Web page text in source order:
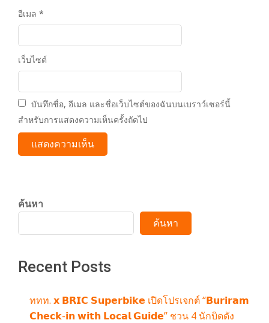
อีเมล *
เว็บไซต์
บันทึกชื่อ, อีเมล และชื่อเว็บไซต์ของฉันบนเบราว์เซอร์นี้
สำหรับการแสดงความเห็นครั้งถัดไป
ค้นหา
ค้นหา
Recent Posts
ททท. 𝘅 𝗕𝗥𝗜𝗖 𝗦𝘂𝗽𝗲𝗿𝗯𝗶𝗸𝗲 เปิดโปรเจกต์ “𝗕𝘂𝗿𝗶𝗿𝗮𝗺
𝗖𝗵𝗲𝗰𝗸-𝗶𝗻 𝘄𝗶𝘁𝗵 𝗟𝗼𝗰𝗮𝗹 𝗚𝘂𝗶𝗱𝗲” ชวน 4 นักบิดดัง